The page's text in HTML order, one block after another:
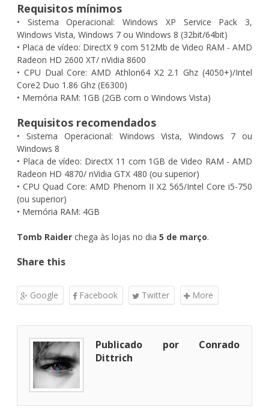
Requisitos mínimos
• Sistema Operacional: Windows XP Service Pack 3,
Windows Vista, Windows 7 ou Windows 8 (32bit/64bit)
• Placa de vídeo: DirectX 9 com 512Mb de Video RAM - AMD
Radeon HD 2600 XT/ nVidia 8600
• CPU Dual Core: AMD Athlon64 X2 2.1 Ghz (4050+)/Intel
Core2 Duo 1.86 Ghz (E6300)
• Memória RAM: 1GB (2GB com o Windows Vista)
Requisitos recomendados
• Sistema Operacional: Windows Vista, Windows 7 ou
Windows 8
• Placa de vídeo: DirectX 11 com 1GB de Video RAM - AMD
Radeon HD 4870/ nVidia GTX 480 (ou superior)
• CPU Quad Core: AMD Phenom II X2 565/Intel Core i5-750
(ou superior)
• Memória RAM: 4GB
Tomb Raider chega às lojas no dia 5 de março.
Share this
Google Facebook Twitter More
Publicado por Conrado
Dittrich